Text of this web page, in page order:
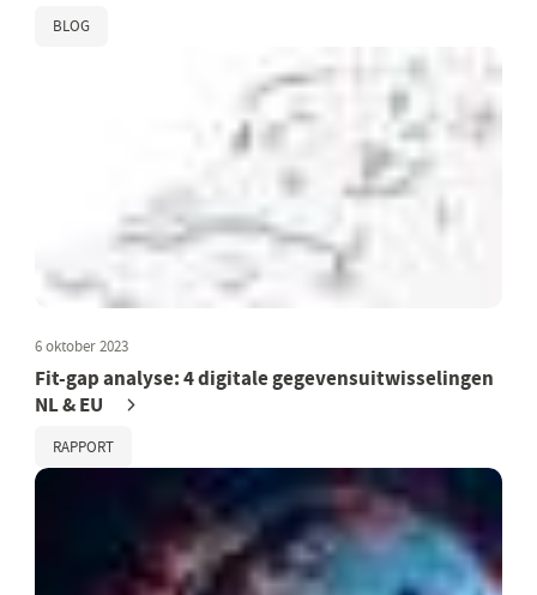
BLOG
6 oktober 2023
Fit-gap analyse: 4 digitale gegevensuitwisselingen
NL & EU
RAPPORT